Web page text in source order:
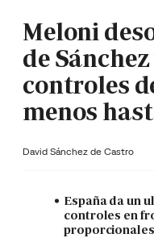
Meloni
de
controles
menos
David Sánchez de Castro
España da un
controles en